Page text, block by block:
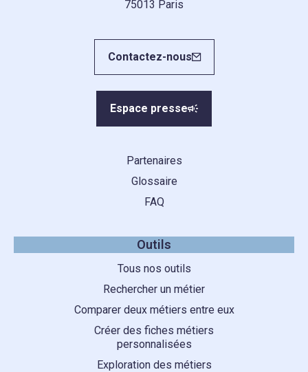
75013 Paris
Contactez-nous
Espace presse
Partenaires
Glossaire
FAQ
Outils
Tous nos outils
Rechercher un métier
Comparer deux métiers entre eux
Créer des fiches métiers
personnalisées
Exploration des métiers